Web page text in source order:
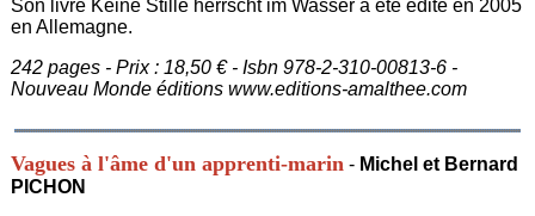
Son livre Keine Stille herrscht im Wasser a été édité en 2005
en Allemagne.
242 pages - Prix : 18,50 € - Isbn 978-2-310-00813-6 -
Nouveau Monde éditionswww.editions-amalthee.com
Vagues à l'âme d'un apprenti-marin - Michel et Bernard
PICHON